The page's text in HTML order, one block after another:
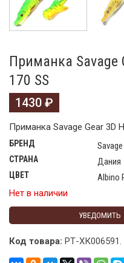
Приманка Savage
170 SS
1430 ₽
Приманка Savage Gear 3D
БРЕНД
СТРАНА Дания
ЦВЕТ
Albino
Нет в наличии
УВЕДОМИТЬ
Код товара: РТ-ХК006591.